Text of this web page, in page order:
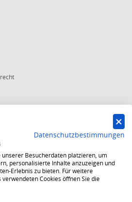
Excellent Shop Award stehen seit mehr als 5,
Jahren für ein sicheres und angenehmes
Datenschutzbestimmungen
Besucherdaten platzieren, um
personalisierte Inhalte anzuzeigen und
Erlebnis zu bieten. Für weitere
Cookies öffnen Sie die